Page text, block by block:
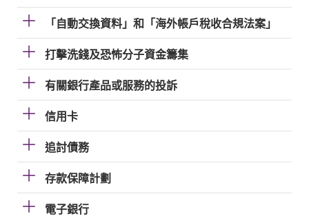
「自動交換資料」和「海外帳戶稅收合規法案」
打擊洗錢及恐怖分子資金籌集
有關銀行產品或服務的投訴
信用卡
追討債務
存款保障計劃
電子銀行